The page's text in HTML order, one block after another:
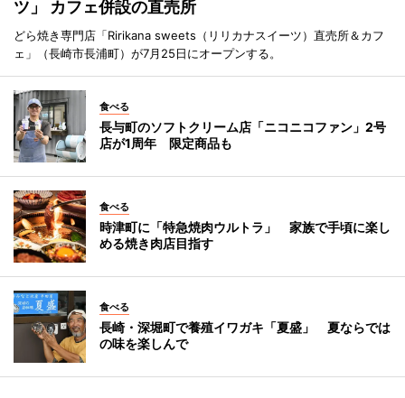
ツ」 カフェ併設の直売所
どら焼き専門店「Ririkana sweets（リリカナスイーツ）直売所＆カフ
ェ」（長崎市長浦町）が7月25日にオープンする。
食べる
長与町のソフトクリーム店「ニコニコファン」2号
店が1周年 限定商品も
食べる
時津町に「特急焼肉ウルトラ」 家族で手頃に楽し
める焼き肉店目指す
食べる
長崎・深堀町で養殖イワガキ「夏盛」 夏ならでは
の味を楽しんで